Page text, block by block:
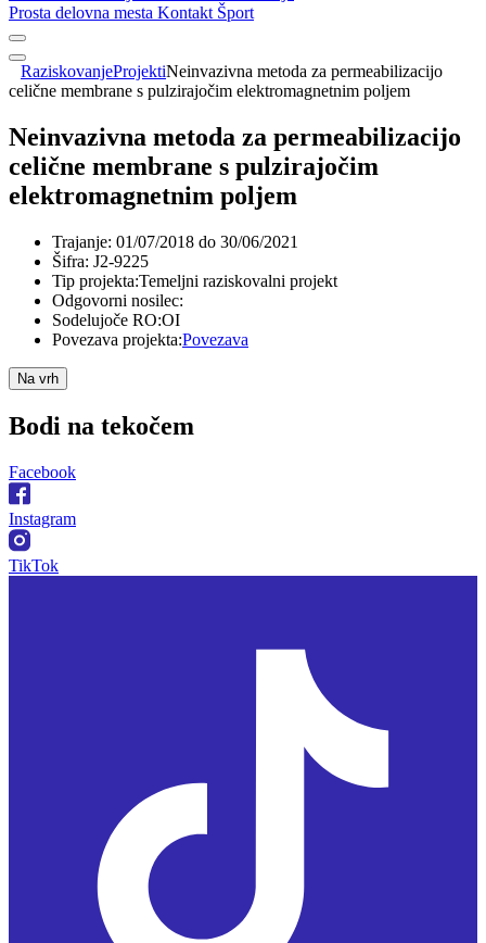
Prosta delovna mesta Kontakt Šport
RaziskovanjeProjektiNeinvazivna metoda za permeabilizacijo
celične membrane s pulzirajočim elektromagnetnim poljem
Neinvazivna metoda za permeabilizacijo
celične membrane s pulzirajočim
elektromagnetnim poljem
Trajanje: 01/07/2018 do 30/06/2021
Šifra: J2-9225
Tip projekta:Temeljni raziskovalni projekt
Odgovorni nosilec:
Sodelujoče RO:OI
Povezava projekta:Povezava
Na vrh
Bodi na tekočem
Facebook
Instagram
TikTok